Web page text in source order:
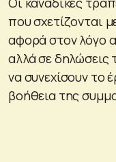
που σχετίζονται
αφορά στον λόγο
αλλά σε δηλώσεις
να συνεχίσουν το
βοήθεια της